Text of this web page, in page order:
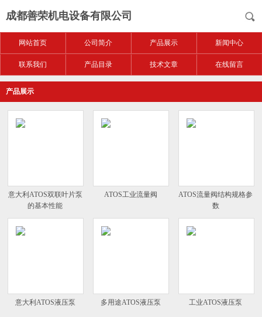
成都善荣机电设备有限公司
网站首页 公司简介 产品展示 新闻中心
联系我们 产品目录 技术文章 在线留言
产品展示
意大利ATOS双联叶片泵
的基本性能
ATOS工业流量阀
ATOS流量阀结构规格参
数
意大利ATOS液压泵 多用途ATOS液压泵 工业ATOS液压泵